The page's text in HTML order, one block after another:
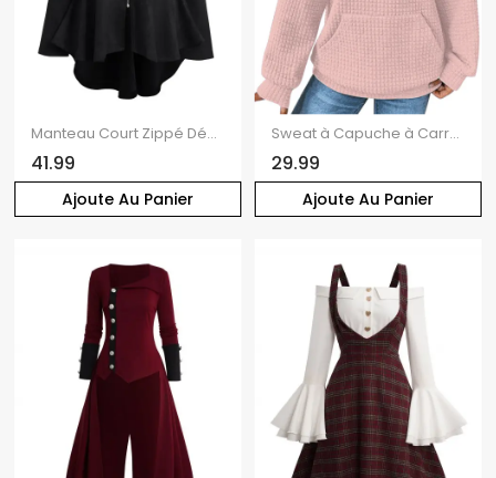
Ajoute Au Panier
Manteau Court Zippé Décoré de Bouton Manches Longues à Col Relevé en Faux Daim
41.99
Ajoute Au Panier
Sweat à Capuche à Carreaux Floral Gauffrage avec Poche à Cordon
29.99